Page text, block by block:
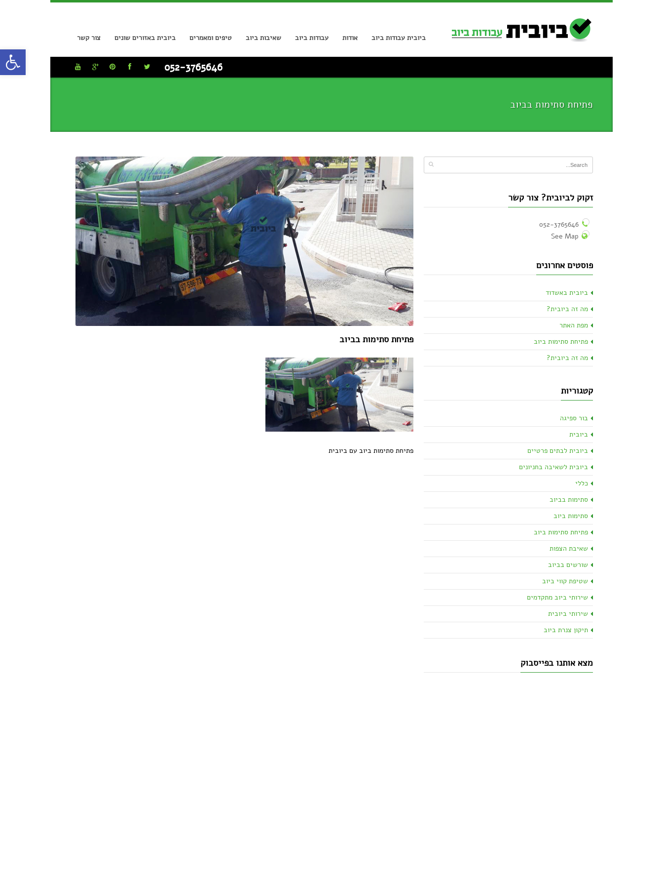
ביובית עבודות ביוב אודות עבודות ביוב שאיבות ביוב טיפים ומאמרים ביובית באזורים שונים צור קשר
052-3765646
פתיחת סתימות בביוב
פתיחת סתימות בביוב
פתיחת סתימות ביוב עם ביובית
זקוק לביובית? צור קשר
052-3765646
See Map
פוסטים אחרונים
ביובית באשדוד
מה זה ביובית?
מפת האתר
פתיחת סתימות ביוב
מה זה ביובית?
קטגוריות
בור ספיגה
ביובית
ביובית לבתים פרטיים
ביובית לשאיבה בחניונים
כללי
סתימות בביוב
סתימות ביוב
פתיחת סתימות ביוב
שאיבת הצפות
שורשים בביוב
שטיפת קווי ביוב
שירותי ביוב מתקדמים
שירותי ביובית
תיקון צנרת ביוב
מצא אותנו בפייסבוק
פתח